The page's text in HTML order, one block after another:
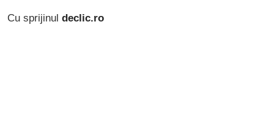
Cu sprijinul declic.ro